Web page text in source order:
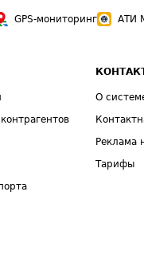
GPS-мониторинг АТИ
О
Реклама
Тарифы